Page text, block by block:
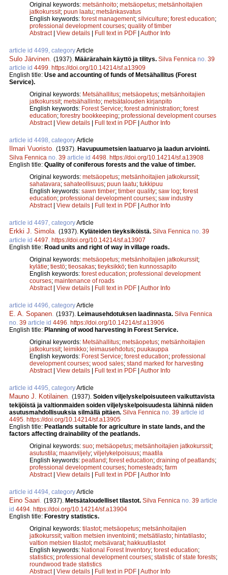
Original keywords: metsänhoito; metsäopetus; metsänhoitajien
jatkokurssit; puun laatu; metsänkasvatus
English keywords: forest management; silviculture; forest education;
professional development courses; quality of timber
Abstract| View details | Full text in PDF | Author Info
article id 4499, categoryArticle
Sulo Järvinen (1937). Määrärahain käyttö ja tilitys. Silva Fennica no. 39
article id 4499 https://doi.org/10.14214/sf.a13909
English title: Use and accounting of funds of Metsähallitus (Forest
Service).
Original keywords: Metsähallitus; metsäopetus; metsänhoitajien
jatkokurssit; metsähallinto; metsätalouden kirjanpito
English keywords: Forest Service; forest administration; forest
education; forestry bookkeeping; professional development courses
Abstract| View details | Full text in PDF | Author Info
article id 4498, categoryArticle
Ilmari Vuoristo (1937). Havupuumetsien laatuarvo ja laadun arviointi.
Silva Fennica no. 39 article id 4498 https://doi.org/10.14214/sf.a13908
English title: Quality of coniferous forests and the value of timber.
Original keywords: metsäopetus; metsänhoitajien jatkokurssit;
sahatavara; sahateollisuus; puun laatu; tukkipuu
English keywords: sawn timber; timber quality; saw log; forest
education; professional development courses; saw industry
Abstract| View details | Full text in PDF | Author Info
article id 4497, categoryArticle
Erkki J. Simola (1937). Kyläteiden tieyksiköistä. Silva Fennica no. 39
article id 4497 https://doi.org/10.14214/sf.a13907
English title: Road units and right of way in village roads.
Original keywords: metsäopetus; metsänhoitajien jatkokurssit;
kylätie; tiestö; tieosakas; tieyksikkö; tien kunnossapito
English keywords: forest education; professional development
courses; maintenance of roads
Abstract| View details | Full text in PDF | Author Info
article id 4496, categoryArticle
E. A. Sopanen (1937). Leimausehdotuksen laadinnasta. Silva Fennica
no. 39 article id 4496 https://doi.org/10.14214/sf.a13906
English title: Planning of wood harvesting in Forest Service.
Original keywords: Metsähallitus; metsäopetus; metsänhoitajien
jatkokurssit; leimikko; leimausehdotus; puukauppa
English keywords: Forest Service; forest education; professional
development courses; wood sales; stand marked for harvesting
Abstract| View details | Full text in PDF | Author Info
article id 4495, categoryArticle
Mauno J. Kotilainen (1937). Soiden viljelyskelpoisuuteen vaikuttavista
tekijöistä ja valtionmaiden soiden viljelyskelpoisuudesta lähinnä niiden
asutusmahdollisuuksia silmällä pitäen. Silva Fennica no. 39 article id
4495 https://doi.org/10.14214/sf.a13905
English title: Peatlands suitable for agriculture in state lands, and the
factors affecting drainability of the peatlands.
Original keywords: suo; metsäopetus; metsänhoitajien jatkokurssit;
asutustila; maanviljely; viljelykelpoisuus; maatila
English keywords: peatland; forest education; draining of peatlands;
professional development courses; homesteads; farm
Abstract| View details | Full text in PDF | Author Info
article id 4494, categoryArticle
Eino Saari (1937). Metsätaloudelliset tilastot. Silva Fennica no. 39 article
id 4494 https://doi.org/10.14214/sf.a13904
English title: Forestry statistics.
Original keywords: tilastot; metsäopetus; metsänhoitajien
jatkokurssit; valtion metsien inventointi; metsätilasto; hintatilasto;
valtion metsien tilastot; metsävarat; hakkuutilastot
English keywords: National Forest Inventory; forest education;
statistics; professional development courses; statistic of state forests;
roundwood trade statistics
Abstract| View details | Full text in PDF | Author Info